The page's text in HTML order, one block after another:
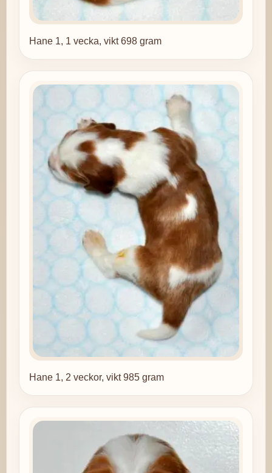
Hane 1, 1 vecka, vikt 698 gram
Hane 1, 2 veckor, vikt 985 gram